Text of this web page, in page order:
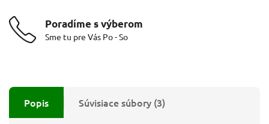
Poradíme s výberom
Sme tu pre Vás Po - So
Popis Súvisiace súbory (3)